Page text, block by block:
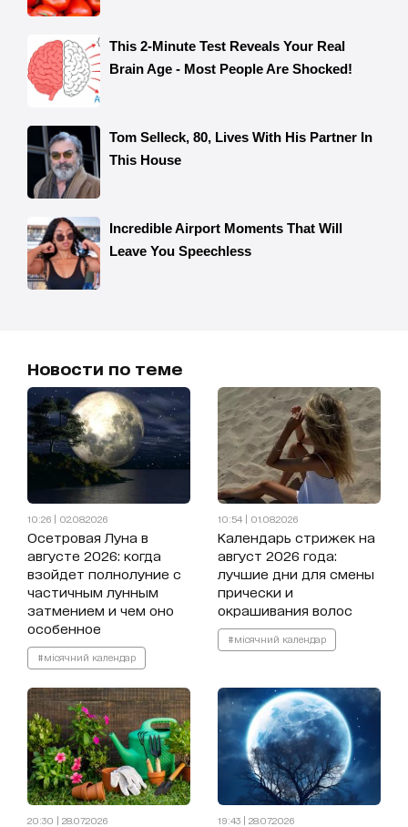
Новости по теме
10:26 | 02.08.2026
Осетровая Луна в
августе 2026: когда
взойдет полнолуние с
частичным лунным
затмением и чем оно
особенное
#місячний календар
10:54 | 01.08.2026
Календарь стрижек на
август 2026 года:
лучшие дни для смены
прически и
окрашивания волос
#місячний календар
20:30 | 28.07.2026 19:43 | 28.07.2026